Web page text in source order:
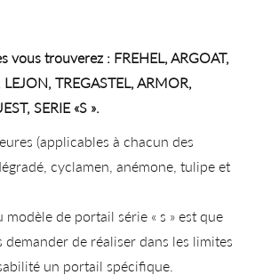
vous trouverez : FREHEL, ARGOAT,
TREGASTEL, ARMOR,
SERIE «S ».
(applicables à chacun des
cyclamen, anémone, tulipe et
de portail série « s » est que
demander de réaliser dans les limites
un portail spécifique.